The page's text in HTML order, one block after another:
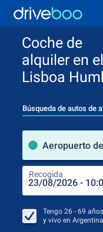
Coche de
alquiler en
Lisboa
Búsqueda de autos de
Recogida
Tengo 26 - 69 años
y vivo en Argentina